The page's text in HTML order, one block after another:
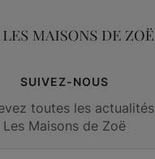
SUIVEZ-NOUS
toutes les actualités
Les Maisons de Zoë